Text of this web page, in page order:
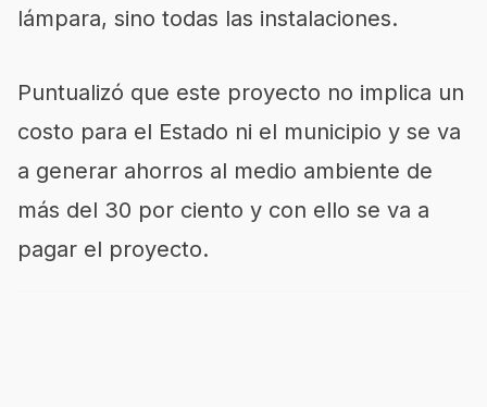
lámpara, sino todas las instalaciones.
Puntualizó que este proyecto no implica un
costo para el Estado ni el municipio y se va
a generar ahorros al medio ambiente de
más del 30 por ciento y con ello se va a
pagar el proyecto.